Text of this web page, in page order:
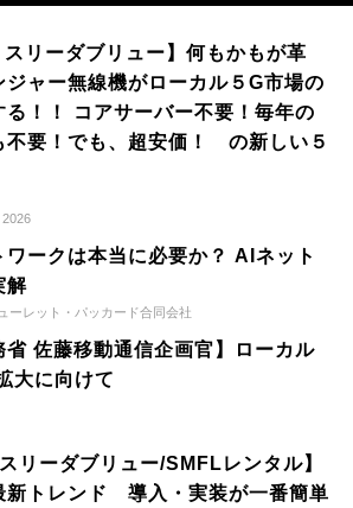
スリーダブリュー】何もかもが革
ャー無線機がローカル５G市場の
る！！ コアサーバー不要！毎年の
不要！でも、超安価！ の新しい５
ークは本当に必要か？ AIネット
解
ーレット・パッカード合同会社
省 佐藤移動通信企画官】ローカル
大に向けて
リーダブリュー/SMFLレンタル】
新トレンド 導入・実装が一番簡単